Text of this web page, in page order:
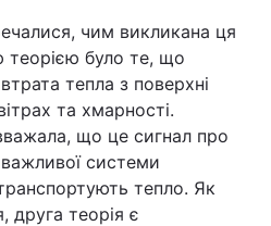
чим викликана ця
теорією було те, що
тепла з поверхні
та хмарності.
що це сигнал про
системи
тепло. Як
друга теорія є